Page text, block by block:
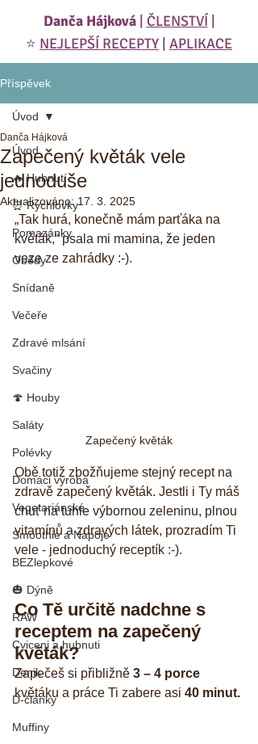
Danča Hájková| ČLENSTVÍ
⭐️ NEJLEPŠÍ RECEPTY APLIKACE
Příspěvek
Úvod
🔥 Hubnutí
⏰ Rychlovky
Pomazánky
Obědy
Snídaně
Večeře
Zdravé mlsání
Svačiny
🍄 Houby
Saláty
Polévky
Domáci výroba
Vegetariánské
Smoothie a Nápoje
BEZlepkové
🎃 Dýně
RAW
Cviceni a hubnuti
Denik
D-články
Muffiny
Úvod
Zapečený květák vele
jednoduše
Danča Hájková
Aktualizováno:17. 3. 2025
„Tak hurá, konečně mám parťáka na
květák,“ psala mi mamina, že jeden
veze ze zahrádky :-).
Zapečený květák
Obě totiž zbožňujeme stejný recept na
zdravě zapečený květák. Jestli i Ty máš
chuť na tuhle výbornou zeleninu, plnou
vitamínů a zdravých látek, prozradím Ti
vele - jednoduchý receptík :-).
Co Tě určitě nadchne s
receptem na zapečený
květák?
Zapečeš si přibližně 3 – 4 porce
květáku a práce Ti zabere asi 40 minut.